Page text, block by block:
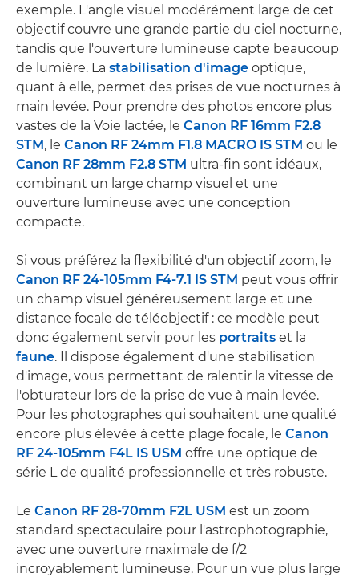
exemple. L'angle visuel modérément large de cet
objectif couvre une grande partie du ciel nocturne,
tandis que l'ouverture lumineuse capte beaucoup
de lumière. La stabilisation d'image optique,
quant à elle, permet des prises de vue nocturnes à
main levée. Pour prendre des photos encore plus
vastes de la Voie lactée, le Canon RF 16mm F2.8
STM, le Canon RF 24mm F1.8 MACRO IS STM ou le
Canon RF 28mm F2.8 STM ultra-fin sont idéaux,
combinant un large champ visuel et une
ouverture lumineuse avec une conception
compacte.
Si vous préférez la flexibilité d'un objectif zoom, le
Canon RF 24-105mm F4-7.1 IS STM peut vous offrir
un champ visuel généreusement large et une
distance focale de téléobjectif : ce modèle peut
donc également servir pour les portraits et la
faune. Il dispose également d'une stabilisation
d'image, vous permettant de ralentir la vitesse de
l'obturateur lors de la prise de vue à main levée.
Pour les photographes qui souhaitent une qualité
encore plus élevée à cette plage focale, le Canon
RF 24-105mm F4L IS USM offre une optique de
série L de qualité professionnelle et très robuste.
Le Canon RF 28-70mm F2L USM est un zoom
standard spectaculaire pour l'astrophotographie,
avec une ouverture maximale de f/2
incroyablement lumineuse. Pour un vue plus large